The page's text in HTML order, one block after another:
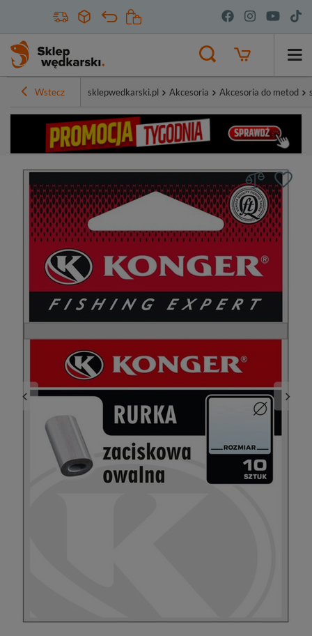
Wstecz sklepwedkarski.pl Akcesoria Akcesoria do metod